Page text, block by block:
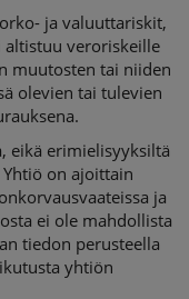
ja valuuttariskit,
veroriskeille
muutosten tai niiden
olevien tai tulevien
eikä erimielisyyksiltä
on ajoittain
ja
ei ole mahdollista
tiedon perusteella
yhtiön